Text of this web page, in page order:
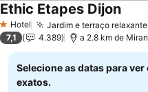
1 Estrelas
Hotel Jardim e terraço
Ethic Etapes Dijon
7,1 4.389 a 2.8 km de
Selecione as datas para
exatos.